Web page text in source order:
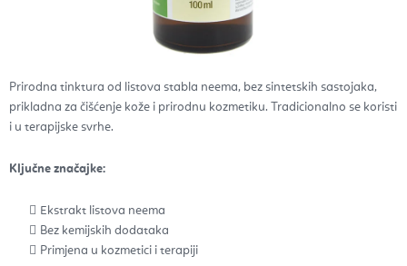
Prirodna tinktura od listova stabla neema, bez sintetskih sastojaka,
prikladna za čišćenje kože i prirodnu kozmetiku. Tradicionalno se koristi
i u terapijske svrhe.
Ključne značajke:
Ekstrakt listova neema
Bez kemijskih dodataka
Primjena u kozmetici i terapiji